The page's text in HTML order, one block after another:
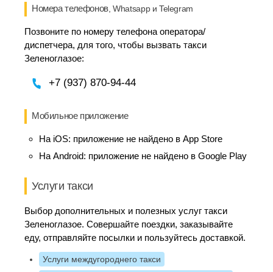
Номера телефонов, Whatsapp и Telegram
Позвоните по номеру телефона оператора/
диспетчера, для того, чтобы вызвать такси
Зеленоглазое:
+7 (937) 870-94-44
Мобильное приложение
На iOS: приложение не найдено в App Store
На Android: приложение не найдено в Google Play
Услуги такси
Выбор дополнительных и полезных услуг такси
Зеленоглазое. Совершайте поездки, заказывайте
еду, отправляйте посылки и пользуйтесь доставкой.
Услуги междугороднего такси